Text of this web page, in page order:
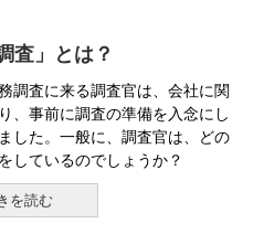
査」とは？
調査に来る調査官は、会社に関
、事前に調査の準備を入念にし
した。一般に、調査官は、どの
しているのでしょうか？
を読む